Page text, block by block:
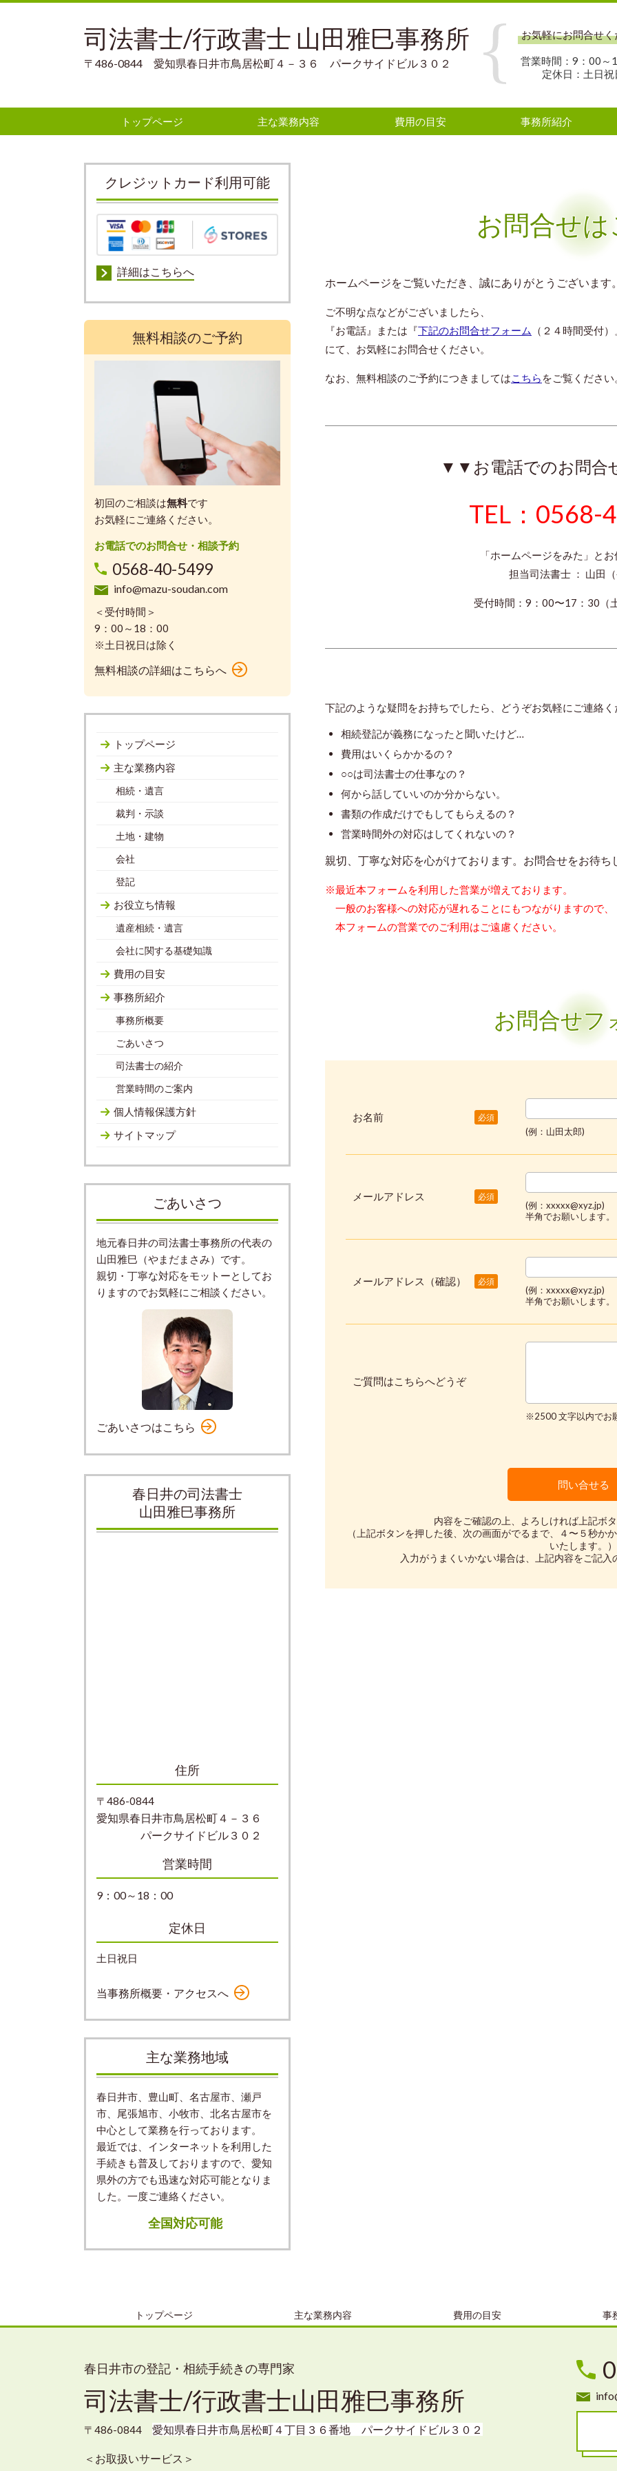
司法書士/行政書士 山田雅巳事務所
〒486-0844 愛知県春日井市鳥居松町４－３６ パークサイドビル３０２
お気軽にお問合せく
営業時間：9：00～
定休日：土日祝
トップページ 主な業務内容 費用の目安 事務所紹介
お問合せ
ホームページをご覧いただき、誠にありがとうございます
ご不明な点などがございましたら、
『お電話』または『下記のお問合せフォーム
（２４時間受付）
にて、お気軽にお問合せください。
なお、無料相談のご予約につきましてはこちら をご覧ください
▼▼お電話でのお問
TEL：0568-
「ホームページをみた」と
担当司法書士 ： 山田
受付時間：9：00〜17：30（
下記のような疑問をお持ちでしたら、どうぞお気軽にご連絡
相続登記が義務になったと聞いたけど…
費用はいくらかかるの？
○○は司法書士の仕事なの？
何から話していいのか分からない。
書類の作成だけでもしてもらえるの？
営業時間外の対応はしてくれないの？
親切、丁寧な対応を心がけております。お問合せをお待ち
※最近本フォームを利用した営業が増えております。
一般のお客様への対応が遅れることにもつながりますので、
本フォームの営業でのご利用はご遠慮ください。
お問合せフ
お名前 必須
(例：山田太郎)
メールアドレス 必須
(例：xxxxx@xyz.jp)
半角でお願いします。
メールアドレス（確認） 必須
(例：xxxxx@xyz.jp)
半角でお願いします。
ご質問はこちらへどうぞ
※2500 文字以内でお
内容をご確認の上、よろしければ上記ボ
（上記ボタンを押した後、次の画面がでるまで、４〜５秒か
いたします。）
入力がうまくいかない場合は、上記内容をご記
クレジットカード利用可能
詳細はこちらへ
無料相談のご予約
初回のご相談は無料です
お気軽にご連絡ください。
お電話でのお問合せ・相談予約
0568-40-5499
info@mazu-soudan.com
＜受付時間＞
9：00～18：00
※土日祝日は除く
無料相談の詳細はこちらへ
トップページ
主な業務内容
相続・遺言
裁判・示談
土地・建物
会社
登記
お役立ち情報
遺産相続・遺言
会社に関する基礎知識
費用の目安
事務所紹介
事務所概要
ごあいさつ
司法書士の紹介
営業時間のご案内
個人情報保護方針
サイトマップ
ごあいさつ
地元春日井の司法書士事務所の代表の
山田雅巳（やまだまさみ）です。
親切・丁寧な対応をモットーとしてお
りますのでお気軽にご相談ください。
ごあいさつはこちら
春日井の司法書士
山田雅巳事務所
住所
〒486-0844
愛知県春日井市鳥居松町４－３６
パークサイドビル３０２
営業時間
9：00～18：00
定休日
土日祝日
当事務所概要・アクセスへ
主な業務地域
春日井市、豊山町、 名古屋市、 瀬戸
市、尾張旭市、小牧市、北名古屋市を
中心として業務を行っております。
最近では、インターネットを利用した
手続きも普及しておりますので、愛知
県外の方でも迅速な対応可能となりま
した。一度ご連絡ください。
全国対応可能
トップページ 主な業務内容 費用の目安 事
春日井市の登記・相続手続きの専門家
司法書士/行政書士山田雅巳事務所
〒486-0844 愛知県春日井市鳥居松町４丁目３６番地 パークサイドビル３０２
＜お取扱いサービス＞